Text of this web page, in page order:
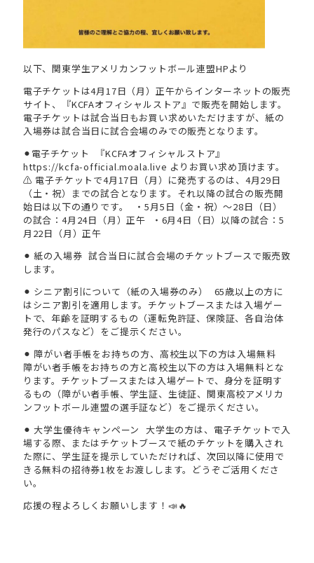
以下、関東学生アメリカンフットボール連盟HPより
電子チケットは4月17日（月）正午からインターネットの販売
サイト、『KCFAオフィシャルストア』で販売を開始します。
電子チケットは試合当日もお買い求めいただけますが、紙の
入場券は試合当日に試合会場のみでの販売となります。
⚫︎電子チケット 『KCFAオフィシャルストア』
https://kcfa-official.moala.live よりお買い求め頂けます。
⚠️ 電子チケットで4月17日（月）に発売するのは、4月29日
（土・祝）までの試合となります。それ以降の試合の販売開
始日は以下の通りです。 ・5月5日（金・祝）～28日（日）
の試合：4月24日（月）正午 ・6月4日（日）以降の試合：5
月22日（月）正午
⚫︎ 紙の入場券 試合当日に試合会場のチケットブースで販売致
します。
⚫︎ シニア割引について（紙の入場券のみ） 65歳以上の方に
はシニア割引を適用します。チケットブースまたは入場ゲー
トで、年齢を証明するもの（運転免許証、保険証、各自治体
発行のパスなど）をご提示ください。
⚫︎ 障がい者手帳をお持ちの方、高校生以下の方は入場無料
障がい者手帳をお持ちの方と高校生以下の方は入場無料とな
ります。チケットブースまたは入場ゲートで、身分を証明す
るもの（障がい者手帳、学生証、生徒証、関東高校アメリカ
ンフットボール連盟の選手証など）をご提示ください。
⚫︎ 大学生優待キャンペーン 大学生の方は、電子チケットで入
場する際、またはチケットブースで紙のチケットを購入され
た際に、学生証を提示していただければ、次回以降に使用で
きる無料の招待券1枚をお渡しします。どうぞご活用くださ
い。
応援の程よろしくお願いします！📣🔥